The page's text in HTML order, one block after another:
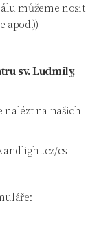
můžeme nosit
apod.))
sv. Ludmily,
na našich
cs